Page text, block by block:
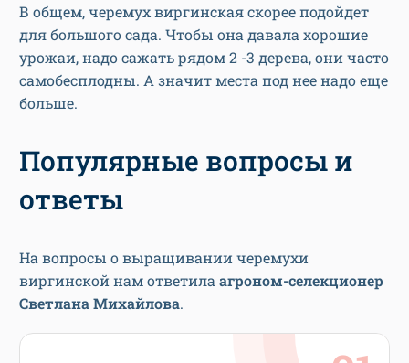
В общем, черемух виргинская скорее подойдет
для большого сада. Чтобы она давала хорошие
урожаи, надо сажать рядом 2 -3 дерева, они часто
самобесплодны. А значит места под нее надо еще
больше.
Популярные вопросы и
ответы
На вопросы о выращивании черемухи
виргинской нам ответила агроном-селекционер
Светлана Михайлова.